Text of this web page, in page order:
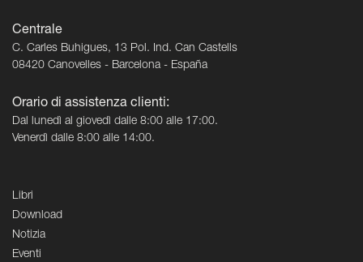
Centrale
C. Carles Buhigues, 13 Pol. Ind. Can Castells
08420 Canovelles - Barcelona - España
Orario di assistenza clienti:
Dal lunedì al giovedì dalle 8:00 alle 17:00.
Venerdì dalle 8:00 alle 14:00.
Libri
Download
Notizia
Eventi